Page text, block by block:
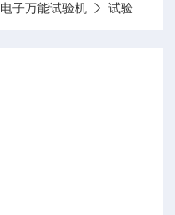
电子万能试验机 试验机